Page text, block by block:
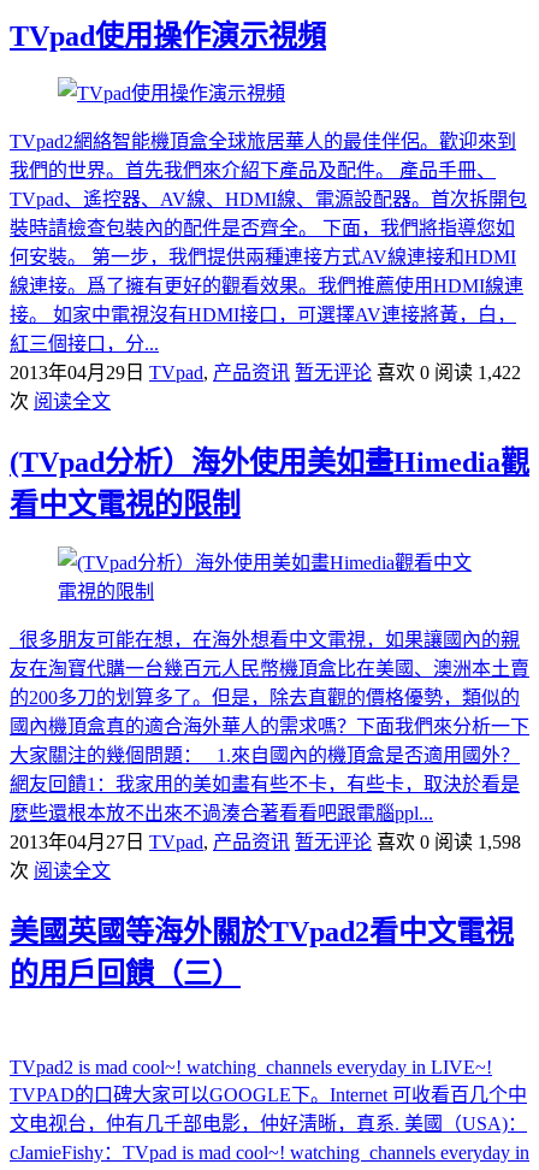
TVpad使用操作演示視頻
TVpad2網絡智能機頂盒全球旅居華人的最佳伴侶。歡迎來到
我們的世界。首先我們來介紹下產品及配件。 產品手冊、
TVpad、遙控器、AV線、HDMI線、電源設配器。首次拆開包
裝時請檢查包裝內的配件是否齊全。 下面，我們將指導您如
何安裝。 第一步，我們提供兩種連接方式AV線連接和HDMI
線連接。爲了擁有更好的觀看效果。我們推薦使用HDMI線連
接。 如家中電視沒有HDMI接口，可選擇AV連接將黃，白，
紅三個接口，分...
2013年04月29日 TVpad, 产品资讯 暂无评论 喜欢 0 阅读 1,422
次 阅读全文
(TVpad分析）海外使用美如畫Himedia觀
看中文電視的限制
很多朋友可能在想，在海外想看中文電視，如果讓國內的親
友在淘寶代購一台幾百元人民幣機頂盒比在美國、澳洲本土賣
的200多刀的划算多了。但是，除去直觀的價格優勢，類似的
國內機頂盒真的適合海外華人的需求嗎？下面我們來分析一下
大家關注的幾個問題： 1.來自國內的機頂盒是否適用國外？
網友回饋1：我家用的美如畫有些不卡，有些卡，取決於看是
麼些還根本放不出來不過湊合著看看吧跟電腦ppl...
2013年04月27日 TVpad, 产品资讯 暂无评论 喜欢 0 阅读 1,598
次 阅读全文
美國英國等海外關於TVpad2看中文電視
的用戶回饋（三）
TVpad2 is mad cool~! watching channels everyday in LIVE~!
TVPAD的口碑大家可以GOOGLE下。Internet 可收看百几个中
文电视台，仲有几千部电影，仲好淸晰，真系. 美國（USA)：
cJamieFishy：TVpad is mad cool~! watching channels everyday in